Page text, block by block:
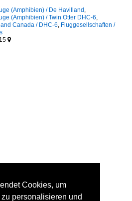
(Amphibien) / De Havilland ,
(Amphibien) / Twin Otter DHC-6,
Canada / DHC-6, Fluggesellschaften /

Cookies, um
personalisieren und